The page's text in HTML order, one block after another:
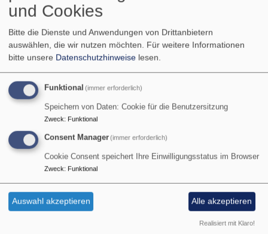
"Neuguinea online"
So, 9.8. 9:30 Uhr
Gottesdienst
Rödelsee Kirche Rödelsee
und Cookies
Bitte die Dienste und Anwendungen von Drittanbietern
auswählen, die wir nutzen möchten. Für weitere Informationen
bitte unsere Datenschutzhinweise lesen.
Funktional (immer erforderlich)
Speichern von Daten: Cookie für die Benutzersitzung
Zweck: Funktional
Consent Manager(immer erforderlich)
Cookie Consent speichert Ihre Einwilligungsstatus im Browser
Zweck: Funktional
Auswahl akzeptieren Alle akzeptieren
Realisiert mit Klaro!